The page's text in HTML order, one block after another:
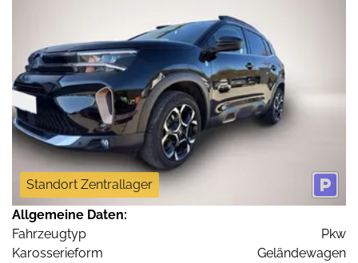
Standort Zentrallager
Allgemeine Daten:
Fahrzeugtyp
Pkw
Karosserieform
Geländewagen